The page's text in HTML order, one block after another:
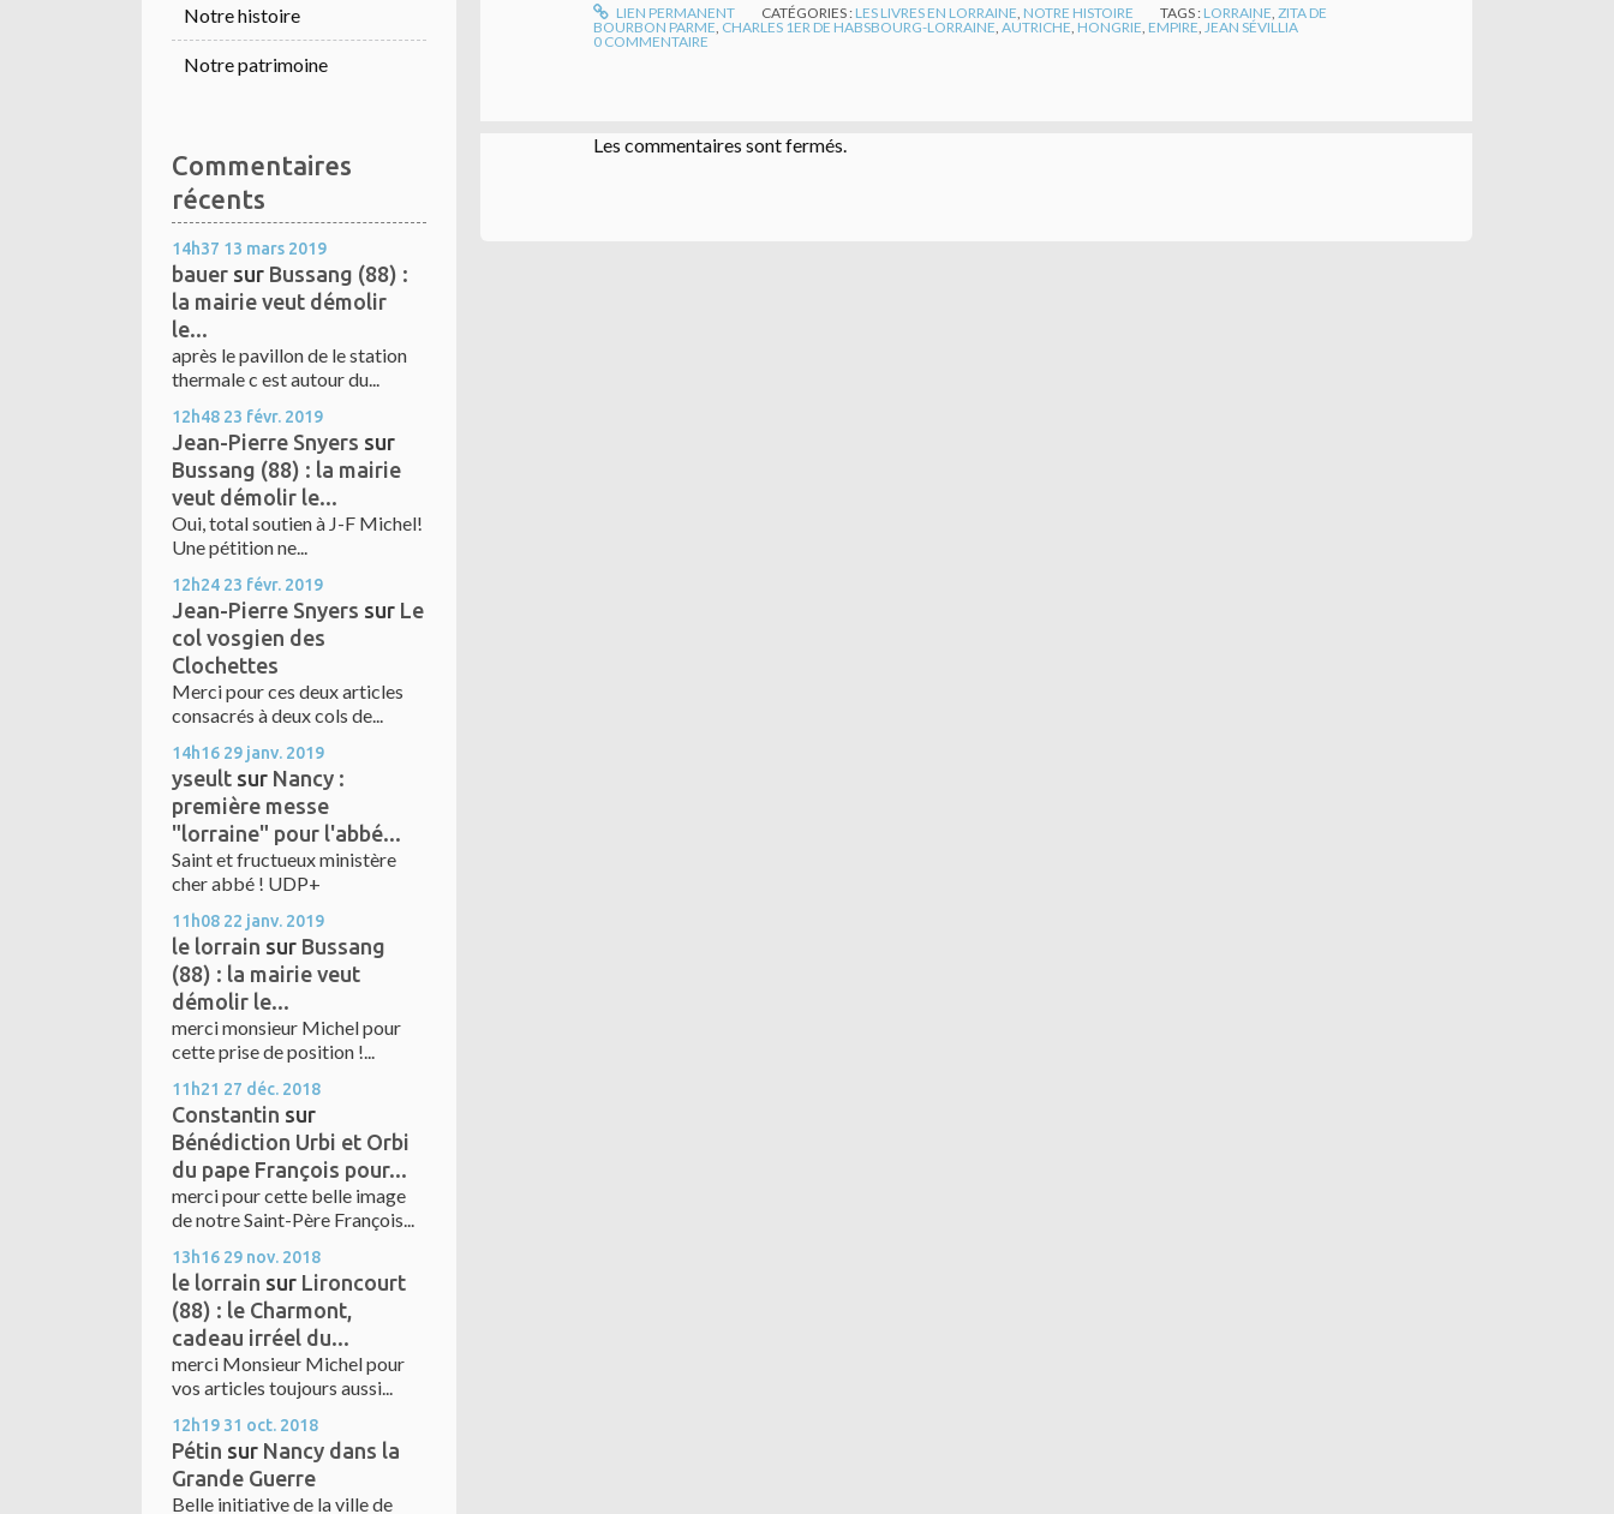
Notre histoire
Notre patrimoine
Commentaires
récents
14h37 13 mars 2019
bauer sur Bussang (88) :
la mairie veut démolir
le...
après le pavillon de le station
thermale c est autour du...
12h48 23 févr. 2019
Jean-Pierre Snyers sur
Bussang (88) : la mairie
veut démolir le...
Oui, total soutien à J-F Michel!
Une pétition ne...
12h24 23 févr. 2019
Jean-Pierre Snyers sur Le
col vosgien des
Clochettes
Merci pour ces deux articles
consacrés à deux cols de...
14h16 29 janv. 2019
yseult sur Nancy :
première messe
"lorraine" pour l'abbé...
Saint et fructueux ministère
cher abbé ! UDP+
11h08 22 janv. 2019
le lorrain sur Bussang
(88) : la mairie veut
démolir le...
merci monsieur Michel pour
cette prise de position !...
11h21 27 déc. 2018
Constantin sur
Bénédiction Urbi et Orbi
du pape François pour...
merci pour cette belle image
de notre Saint-Père François...
13h16 29 nov. 2018
le lorrain sur Lironcourt
(88) : le Charmont,
cadeau irréel du...
merci Monsieur Michel pour
vos articles toujours aussi...
12h19 31 oct. 2018
Pétin sur Nancy dans la
Grande Guerre
Belle initiative de la ville de
LIEN PERMANENT CATÉGORIES : LES LIVRES EN LORRAINE, NOTRE HISTOIRE TAGS : LORRAINE,ZITA DE
BOURBON PARME, CHARLES 1ER DE HABSBOURG-LORRAINE, AUTRICHE, HONGRIE, EMPIRE, JEAN SÉVILLIA
0 COMMENTAIRE
Les commentaires sont fermés.